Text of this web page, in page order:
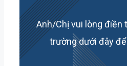
Anh/Chị vui lòng điền
trường dưới đây